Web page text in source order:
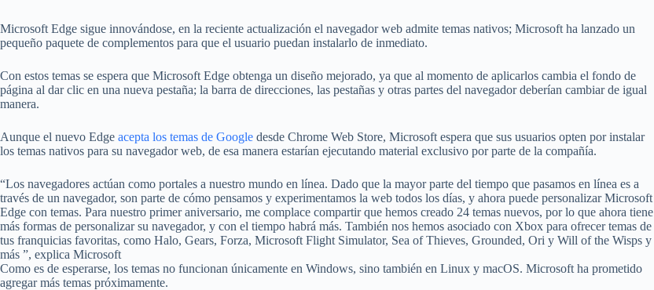
Microsoft Edge sigue innovándose, en la reciente actualización el navegador web admite temas nativos; Microsoft ha lanzado un
pequeño paquete de complementos para que el usuario puedan instalarlo de inmediato.
Con estos temas se espera que Microsoft Edge obtenga un diseño mejorado, ya que al momento de aplicarlos cambia el fondo de
página al dar clic en una nueva pestaña; la barra de direcciones, las pestañas y otras partes del navegador deberían cambiar de igual
manera.
Aunque el nuevo Edge acepta los temas de Google desde Chrome Web Store, Microsoft espera que sus usuarios opten por instalar
los temas nativos para su navegador web, de esa manera estarían ejecutando material exclusivo por parte de la compañía.
“Los navegadores actúan como portales a nuestro mundo en línea. Dado que la mayor parte del tiempo que pasamos en línea es a
través de un navegador, son parte de cómo pensamos y experimentamos la web todos los días, y ahora puede personalizar Microsoft
Edge con temas. Para nuestro primer aniversario, me complace compartir que hemos creado 24 temas nuevos, por lo que ahora tiene
más formas de personalizar su navegador, y con el tiempo habrá más. También nos hemos asociado con Xbox para ofrecer temas de
tus franquicias favoritas, como Halo, Gears, Forza, Microsoft Flight Simulator, Sea of ​​Thieves, Grounded, Ori y Will of the Wisps y
más ”, explica Microsoft
Como es de esperarse, los temas no funcionan únicamente en Windows, sino también en Linux y macOS. Microsoft ha prometido
agregar más temas próximamente.